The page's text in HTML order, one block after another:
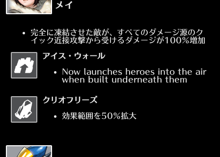
メイ
完全に凍結させた敵が、すべてのダメージ源のク
イック近接攻撃から受けるダメージが100%増加
アイス・ウォール
Now launches heroes into the air
when built underneath them
クリオフリーズ
効果範囲を50%拡大